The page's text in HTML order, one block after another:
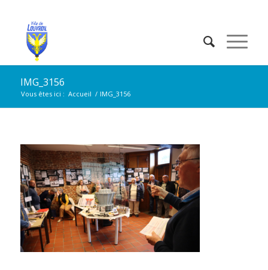
IMG_3156
Vous êtes ici : Accueil / IMG_3156